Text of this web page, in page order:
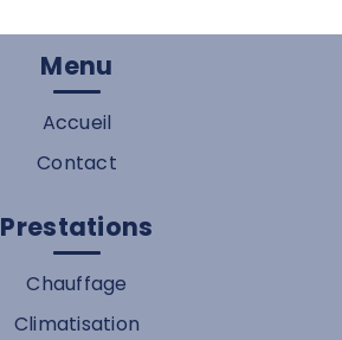
Menu
Accueil
Contact
Prestations
Chauffage
Climatisation